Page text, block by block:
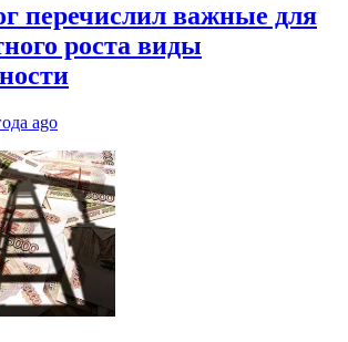
перечислил важные для
роста виды
ago